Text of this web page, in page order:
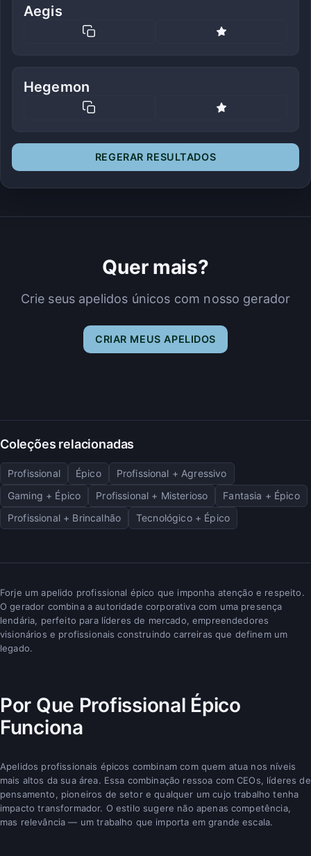
Aegis
Hegemon
REGERAR RESULTADOS
Quer mais?
Crie seus apelidos únicos com nosso gerador
CRIAR MEUS APELIDOS
Coleções relacionadas
Profissional Épico
Profissional + Agressivo
Gaming + Épico
Profissional + Misterioso
Fantasia + Épico
Profissional + Brincalhão
Tecnológico + Épico
Forje um apelido profissional épico que imponha atenção e respeito.
O gerador combina a autoridade corporativa com uma presença
lendária, perfeito para líderes de mercado, empreendedores
visionários e profissionais construindo carreiras que definem um
legado.
Por Que Profissional Épico
Funciona
Apelidos profissionais épicos combinam com quem atua nos níveis
mais altos da sua área. Essa combinação ressoa com CEOs, líderes de
pensamento, pioneiros de setor e qualquer um cujo trabalho tenha
impacto transformador. O estilo sugere não apenas competência,
mas relevância — um trabalho que importa em grande escala.